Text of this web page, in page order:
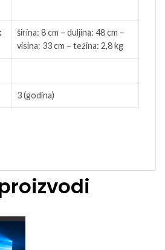
širina: 8 cm – duljina: 48 cm –
visina: 33 cm – težina: 2,8 kg
3 (godina)